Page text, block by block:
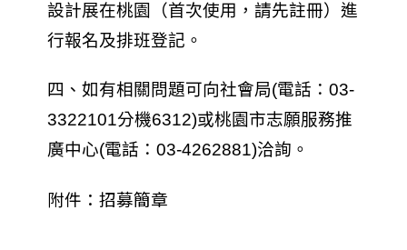
設計展在桃園（首次使用，請先註冊）進
行報名及排班登記。
四、如有相關問題可向社會局(電話：03-
3322101分機6312)或桃園市志願服務推
廣中心(電話：03-4262881)洽詢。
附件：招募簡章